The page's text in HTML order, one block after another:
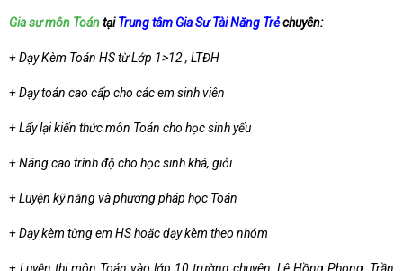
Gia sư môn ToántạiTrung tâm Gia Sư Tài Năng Trẻchuyên:
+ Dạy Kèm Toán HS từ Lớp 1>12 , LTĐH
+ Dạy toán cao cấp cho các em sinh viên
+ Lấy lại kiến thức môn Toán cho học sinh yếu
+ Nâng cao trình độ cho học sinh khá, giỏi
+ Luyện kỹ năng và phương pháp học Toán
+ Dạy kèm từng em HS hoặc dạy kèm theo nhóm